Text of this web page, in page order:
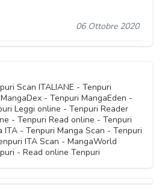
06 Ottobre 2020
Scan ITALIANE - Tenpuri
- Tenpuri MangaEden -
Leggi online - Tenpuri Reader
- Tenpuri Read online - Tenpuri
ITA - Tenpuri Manga Scan - Tenpuri
ITA Scan - MangaWorld
- Read online Tenpuri